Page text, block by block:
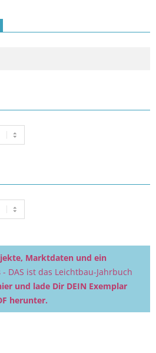
Marktdaten und ein
- DAS ist das Leichtbau-Jahrbuch
und lade Dir DEIN Exemplar
herunter.